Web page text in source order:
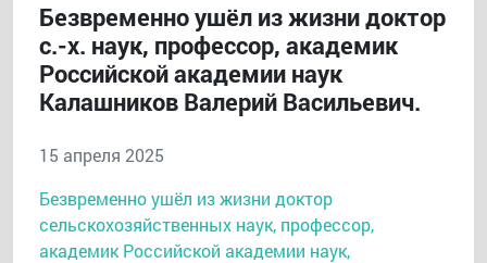
Безвременно ушёл из жизни доктор
с.-х. наук, профессор, академик
Российской академии наук
Калашников Валерий Васильевич.
15 апреля 2025
Безвременно ушёл из жизни доктор
сельскохозяйственных наук, профессор,
академик Российской академии наук,